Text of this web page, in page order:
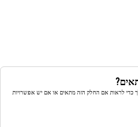
לראות אם החלק הזה מתאים או אם יש אפשרויות